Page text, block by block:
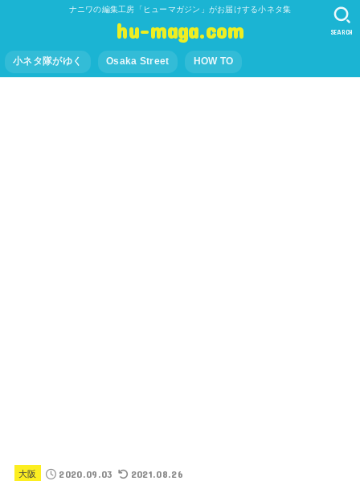
ナニワの編集工房「ヒューマガジン」がお届けする小ネタ集
hu-maga.com
小ネタ隊がゆく Osaka Street HOW TO
SEARCH
大阪 2020.09.03 2021.08.26